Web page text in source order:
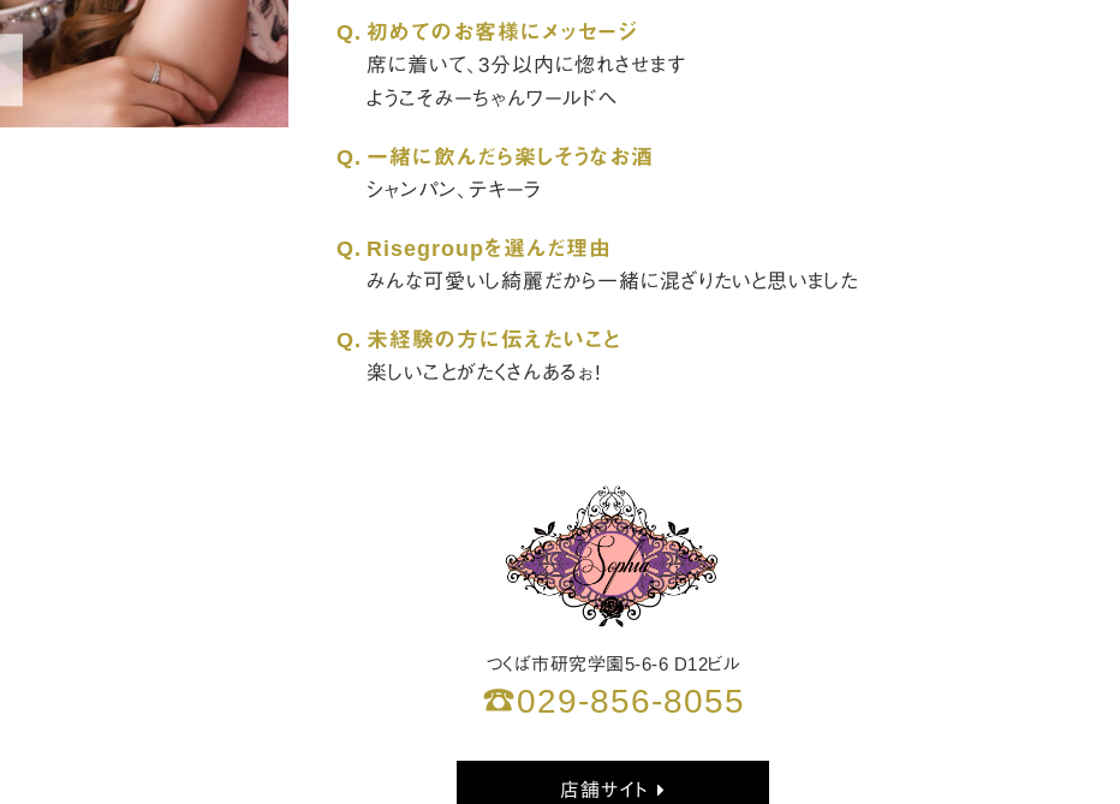
Q. 初めてのお客様にメッセージ
席に着いて、3分以内に惚れさせます
ようこそみーちゃんワールドへ
Q. 一緒に飲んだら楽しそうなお酒
シャンパン、テキーラ
Q. Risegroupを選んだ理由
みんな可愛いし綺麗だから一緒に混ざりたいと思いました
Q. 未経験の方に伝えたいこと
楽しいことがたくさんあるぉ!
つくば市研究学園5-6-6 D12ビル
☎029-856-8055
店舗サイト